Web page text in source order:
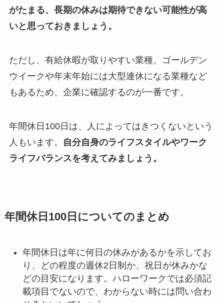
がたまる、長期の休みは期待できない可能性が高
いと思っておきましょう。
ただし、有給休暇が取りやすい業種、ゴールデン
ウイークや年末年始には大型連休になる業種など
もあるため、企業に確認するのが一番です。
年間休日100日は、人によってはきつくないという
人もいます。
自分自身のライフスタイルやワーク
ライフバランスを考えてみましょう。
年間休日100日についてのまとめ
年間休日は年に何日の休みがあるかを示してお
り、どの程度の週休2日制か、祝日が休みかな
どの目安になります。ハローワークでは必須記
載項目でないので、わからない時には問い合わ